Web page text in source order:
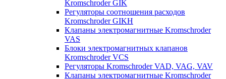
Kromschroder GIK
Регуляторы соотношения расходов
Kromschroder GIKH
Клапаны электромагнитные Kromschroder
VAS
Блоки электромагнитных клапанов
Kromschroder VCS
Регуляторы Kromschroder VAD, VAG, VAV
Клапаны электромагнитные Kromschroder